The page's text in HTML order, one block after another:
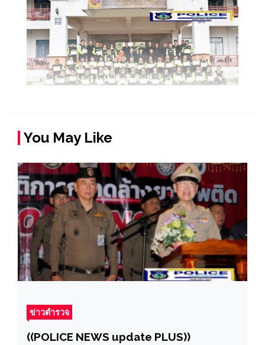
You May Like
ข่าวตำรวจ
((POLICE NEWS update PLUS))